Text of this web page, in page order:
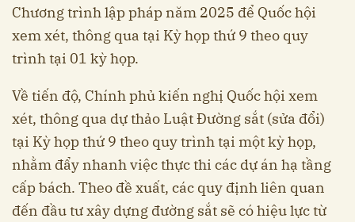
Chương trình lập pháp năm 2025 để Quốc hội
xem xét, thông qua tại Kỳ họp thứ 9 theo quy
trình tại 01 kỳ họp.
Về tiến độ, Chính phủ kiến nghị Quốc hội xem
xét, thông qua dự thảo Luật Đường sắt (sửa đổi)
tại Kỳ họp thứ 9 theo quy trình tại một kỳ họp,
nhằm đẩy nhanh việc thực thi các dự án hạ tầng
cấp bách. Theo đề xuất, các quy định liên quan
đến đầu tư xây dựng đường sắt sẽ có hiệu lực từ